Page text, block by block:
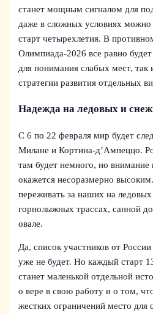
станет мощным сигналом для
даже в сложных условиях можно
старт четырехлетия. В
Олимпиада‑2026 все равно
для понимания слабых мест, так
стратегии развития отдельных
Надежда на ледовых и
С 6 по 22 февраля мир будет
Милане и Кортина-д’Ампеццо.
там будет немного, но
окажется несоразмерно
переживать за наших на
горнолыжных трассах, санной
овале.
Да, список участников от
уже не будет. Но каждый старт
станет маленькой отдельной
о вере в свою работу и о том,
жестких ограничений место для